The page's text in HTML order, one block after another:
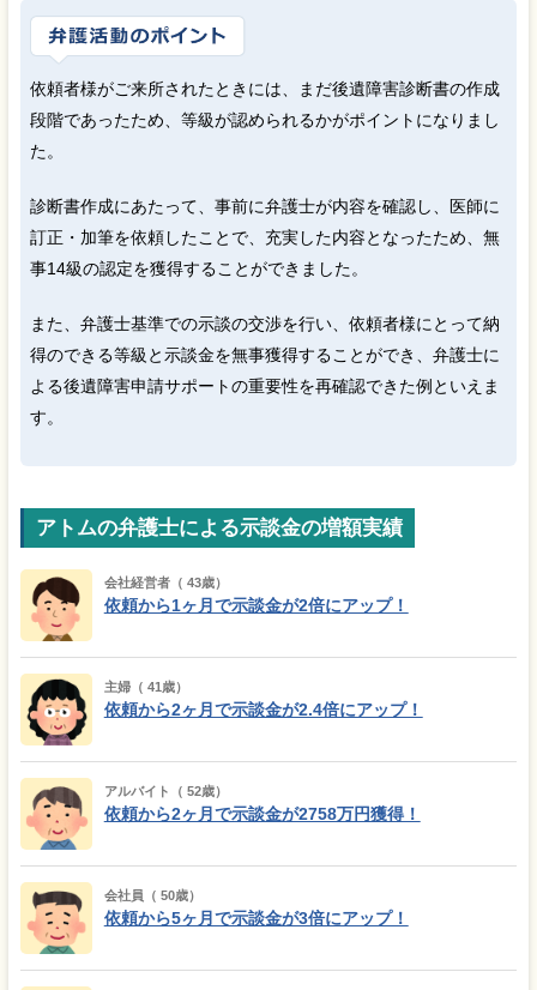
依頼者様がご来所されたときには、まだ後遺障害診断書の作成
段階であったため、等級が認められるかがポイントになりまし
た。
診断書作成にあたって、事前に弁護士が内容を確認し、医師に
訂正・加筆を依頼したことで、充実した内容となったため、無
事14級の認定を獲得することができました。
また、弁護士基準での示談の交渉を行い、依頼者様にとって納
得のできる等級と示談金を無事獲得することができ、弁護士に
よる後遺障害申請サポートの重要性を再確認できた例といえま
す。
アトムの弁護士による示談金の増額実績
会社経営者（ 43歳）
依頼から1ヶ月で示談金が2倍にアップ！
主婦（ 41歳）
依頼から2ヶ月で示談金が2.4倍にアップ！
アルバイト（ 52歳）
依頼から2ヶ月で示談金が2758万円獲得！
会社員（ 50歳）
依頼から5ヶ月で示談金が3倍にアップ！